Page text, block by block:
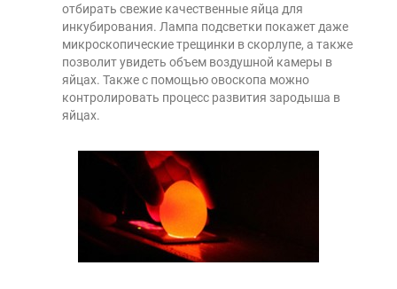
отбирать свежие качественные яйца для
инкубирования. Лампа подсветки покажет даже
микроскопические трещинки в скорлупе, а также
позволит увидеть объем воздушной камеры в
яйцах. Также с помощью овоскопа можно
контролировать процесс развития зародыша в
яйцах.